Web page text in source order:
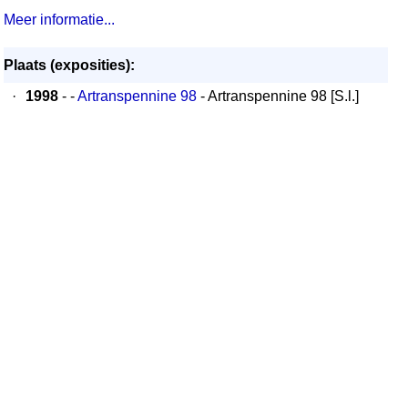
Meer informatie...
Plaats (exposities):
·
1998 - -Artranspennine 98 - Artranspennine 98 [S.l.]